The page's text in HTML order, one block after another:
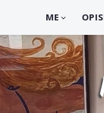
ME